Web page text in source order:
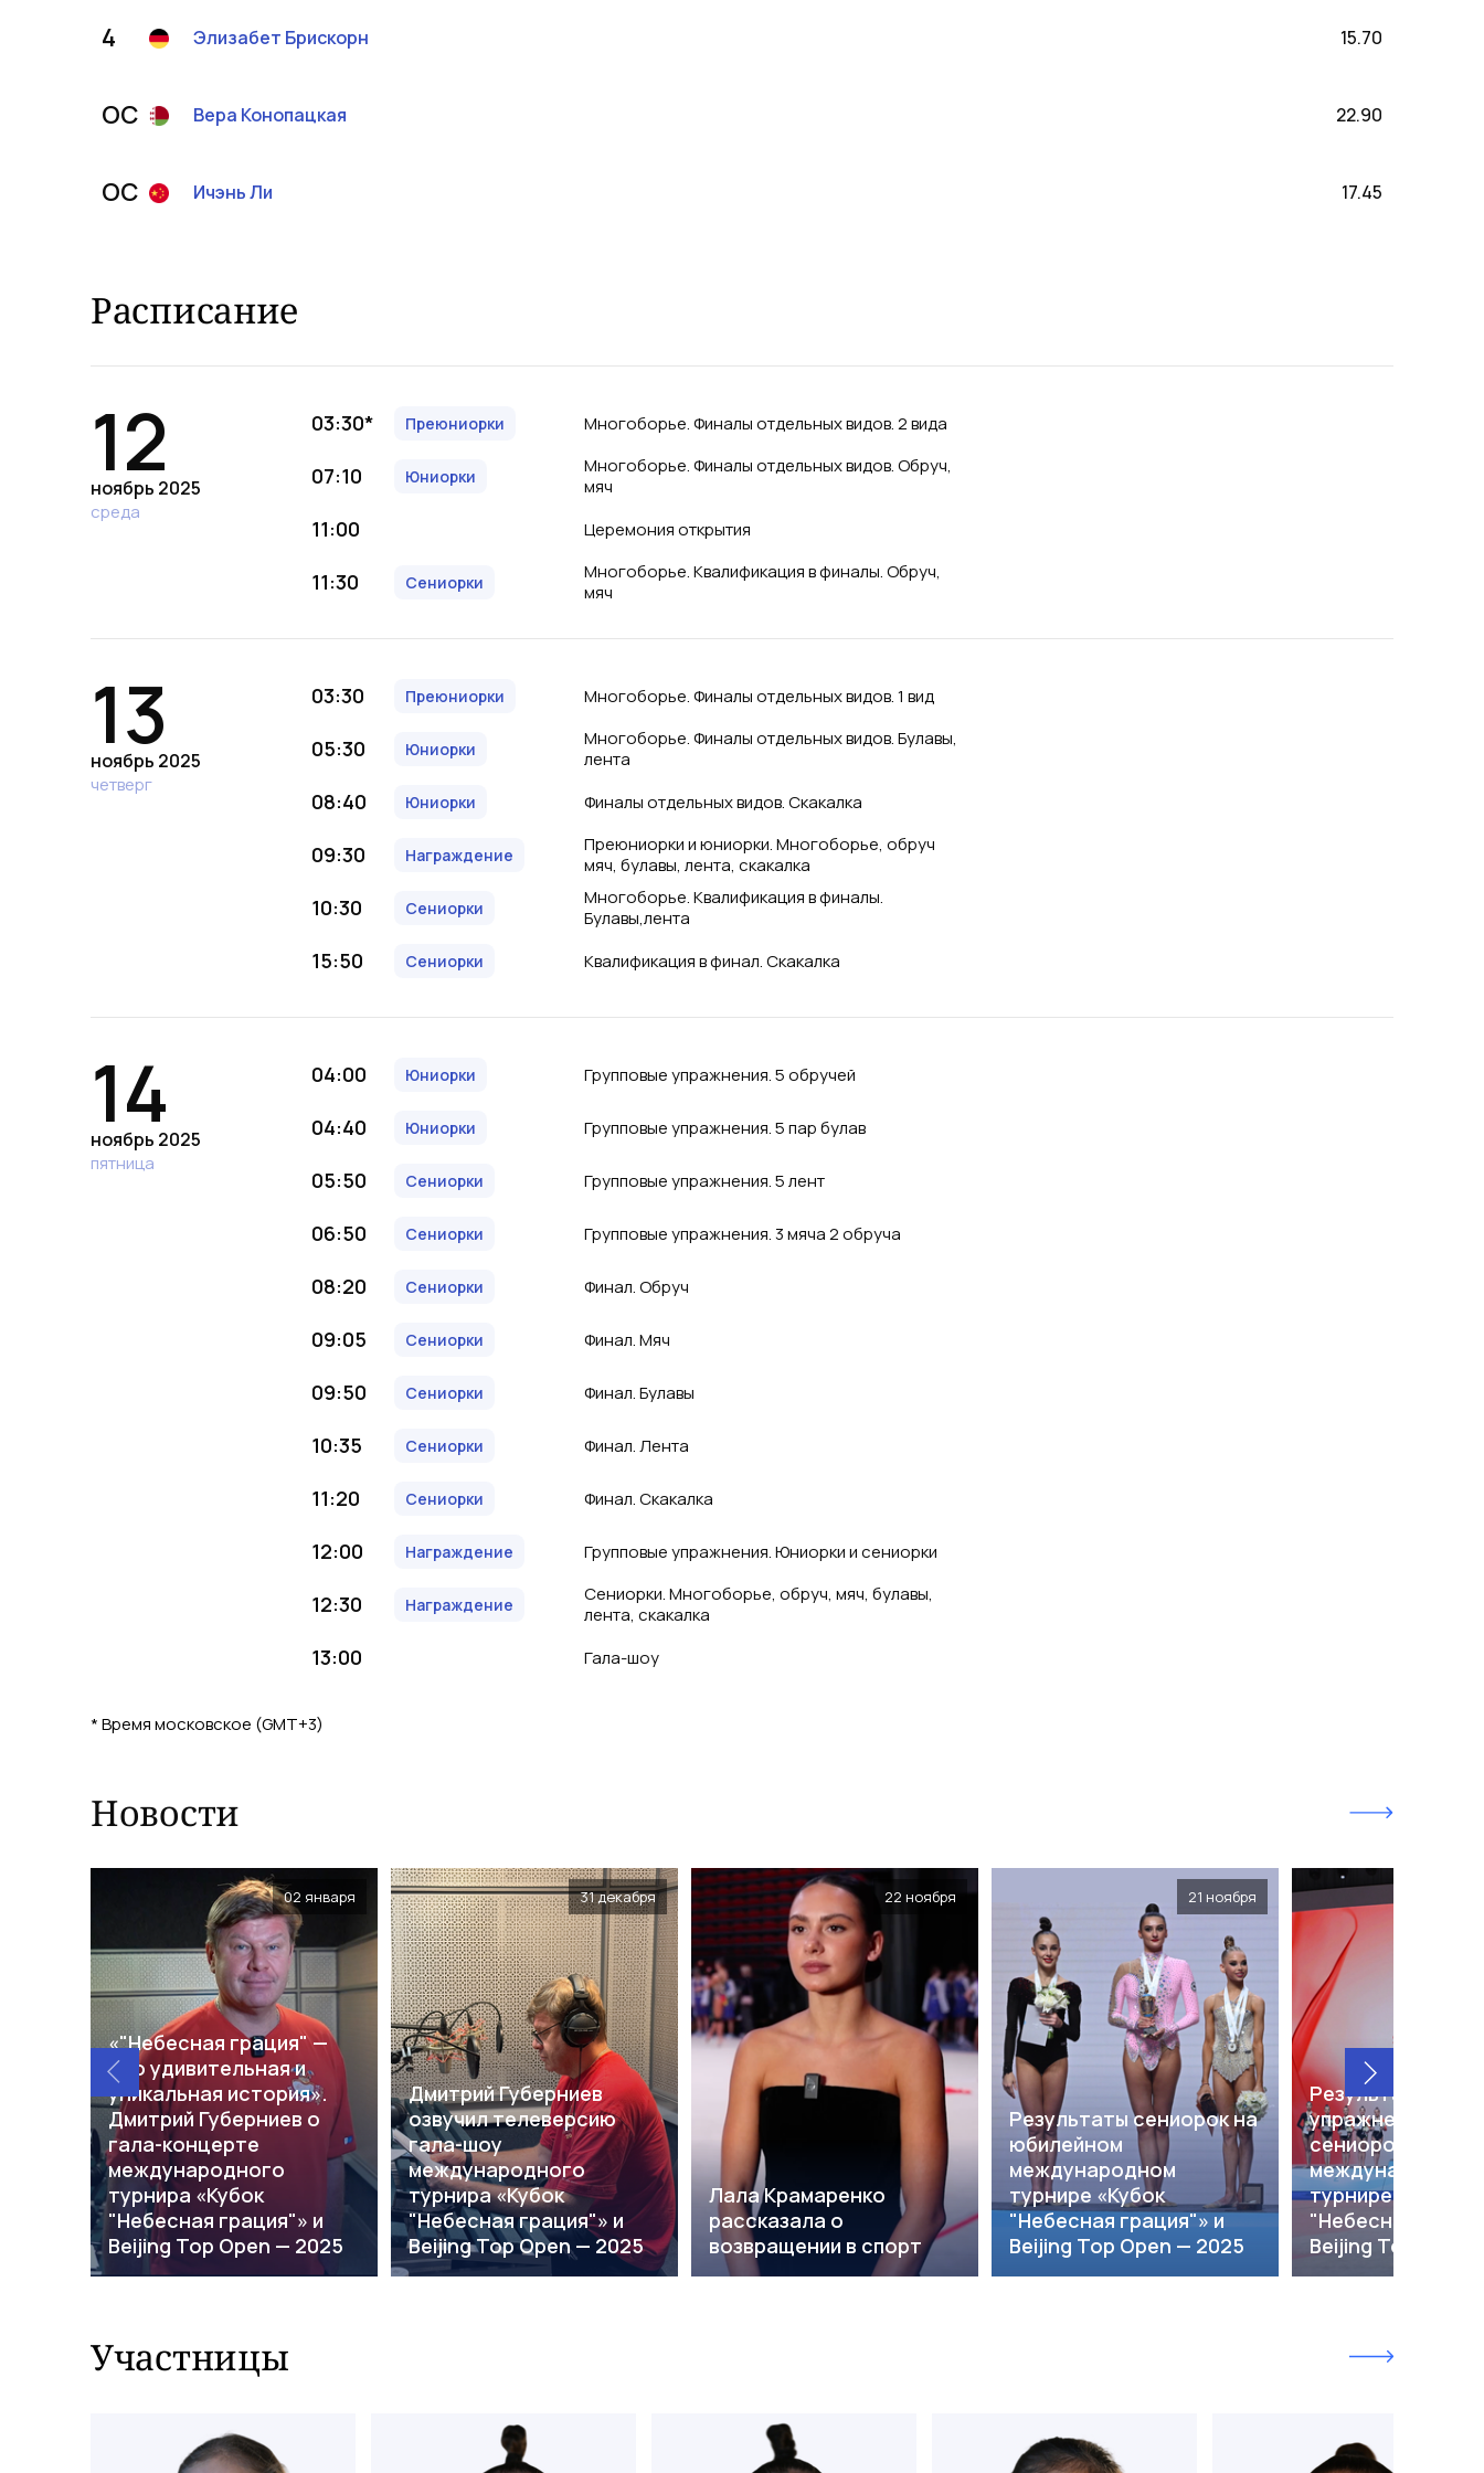
4 Элизабет Брискорн 15.70
OC Вера Конопацкая 22.90
OC ИчэньЛи 17.45
Расписание
12
ноябрь 2025
среда
03:30* Преюниорки Многоборье. Финалы отдельных видов. 2 вида
07:10 Юниорки
Многоборье. Финалы отдельных видов. Обруч,
мяч
11:00 Церемония открытия
11:30 Сениорки
Многоборье. Квалификация в финалы. Обруч,
мяч
13
ноябрь 2025
четверг
03:30 Преюниорки Многоборье. Финалы отдельных видов. 1 вид
05:30 Юниорки
Многоборье. Финалы отдельных видов. Булавы,
лента
08:40 Юниорки Финалы отдельных видов. Скакалка
09:30 Награждение
Преюниорки и юниорки. Многоборье, обруч
мяч, булавы, лента, скакалка
10:30 Сениорки
Многоборье. Квалификация в финалы.
Булавы,лента
15:50 Сениорки Квалификация в финал. Скакалка
14
ноябрь 2025
пятница
04:00 Юниорки Групповые упражнения. 5 обручей
04:40 Юниорки Групповые упражнения. 5 пар булав
05:50 Сениорки Групповые упражнения. 5 лент
06:50 Сениорки Групповые упражнения. 3 мяча 2 обруча
08:20 Сениорки Финал. Обруч
09:05 Сениорки Финал. Мяч
09:50 Сениорки Финал. Булавы
10:35 Сениорки Финал. Лента
11:20 Сениорки Финал. Скакалка
12:00 Награждение Групповые упражнения. Юниорки и сениорки
12:30 Награждение
Сениорки. Многоборье, обруч, мяч, булавы,
лента, скакалка
13:00 Гала-шоу
*Время московское (GMT+3)
Новости
02 января
«"Небесная грация" —
это удивительная и
уникальная история».
Дмитрий Губерниев о
гала-концерте
международного
турнира «Кубок
"Небесная грация"» и
Beijing Top Open — 2025
31 декабря
Дмитрий Губерниев
озвучил телеверсию
гала-шоу
международного
турнира «Кубок
"Небесная грация"» и
Beijing Top Open — 2025
22 ноября
Лала Крамаренко
рассказала о
возвращении в спорт
21 ноября
Результаты сениорок на
юбилейном
международном
турнире «Кубок
"Небесная грация"» и
Beijing Top Open — 2025
Результаты
упражнений
сениорок на
международном
турнире «Кубок
"Небесная
Beijing Top Open
Участницы